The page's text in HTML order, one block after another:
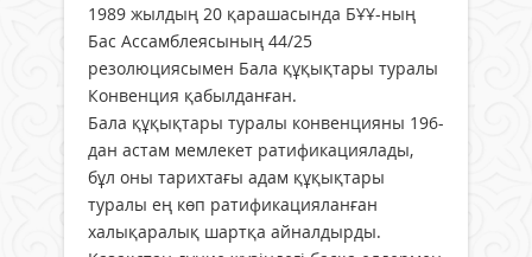
1989 жылдың 20 қарашасында БҰҰ-ның
Бас Ассамблеясының 44/25
резолюциясымен Бала құқықтары туралы
Конвенция қабылданған.
Бала құқықтары туралы конвенцияны 196-
дан астам мемлекет ратификациялады,
бұл оны тарихтағы адам құқықтары
туралы ең көп ратификацияланған
халықаралық шартқа айналдырды.